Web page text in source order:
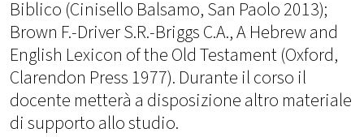
Biblico (Cinisello Balsamo, San Paolo 2013);
Brown F.-Driver S.R.-Briggs C.A., A Hebrew and
English Lexicon of the Old Testament (Oxford,
Clarendon Press 1977). Durante il corso il
docente metterà a disposizione altro materiale
di supporto allo studio.